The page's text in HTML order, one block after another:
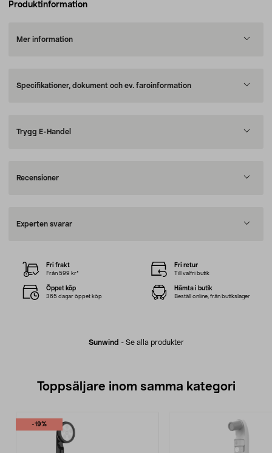
Produktinformation
Mer information
Specifikationer, dokument och ev. faroinformation
Trygg E-Handel
Recensioner
Experten svarar
Sunwind - Se alla produkter
Fri frakt
Från 599 kr*
Fri retur
Till valfri butik
Öppet köp
365 dagar öppet köp
Hämta i butik
Beställ online, från butikslager
Toppsäljare inom samma kategori
-19%